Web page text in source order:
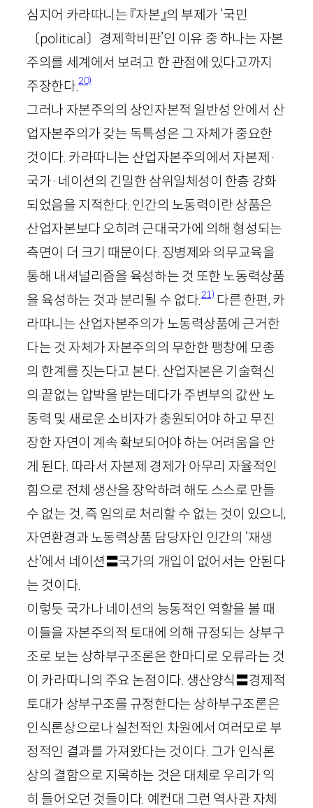
심지어 카라따니는 『자본』의 부제가 ‘국민
〔political〕경제학비판’인 이유 중 하나는 자본
주의를 세계에서 보려고 한 관점에 있다고까지
주장한다.20)
그러나 자본주의의 상인자본적 일반성 안에서 산
업자본주의가 갖는 독특성은 그 자체가 중요한
것이다. 카라따니는 산업자본주의에서 자본제·
국가·네이션의 긴밀한 삼위일체성이 한층 강화
되었음을 지적한다. 인간의 노동력이란 상품은
산업자본보다 오히려 근대국가에 의해 형성되는
측면이 더 크기 때문이다. 징병제와 의무교육을
통해 내셔널리즘을 육성하는 것 또한 노동력상품
을 육성하는 것과 분리될 수 없다.21)다른 한편, 카
라따니는 산업자본주의가 노동력상품에 근거한
다는 것 자체가 자본주의의 무한한 팽창에 모종
의 한계를 짓는다고 본다. 산업자본은 기술혁신
의 끝없는 압박을 받는데다가 주변부의 값싼 노
동력 및 새로운 소비자가 충원되어야 하고 무진
장한 자연이 계속 확보되어야 하는 어려움을 안
게 된다. 따라서 자본제 경제가 아무리 자율적인
힘으로 전체 생산을 장악하려 해도 스스로 만들
수 없는 것, 즉 임의로 처리할 수 없는 것이 있으니,
자연환경과 노동력상품 담당자인 인간의 ‘재생
산’에서 네이션〓국가의 개입이 없어서는 안된다
는 것이다.
이렇듯 국가나 네이션의 능동적인 역할을 볼 때
이들을 자본주의적 토대에 의해 규정되는 상부구
조로 보는 상하부구조론은 한마디로 오류라는 것
이 카라따니의 주요 논점이다. 생산양식〓경제적
토대가 상부구조를 규정한다는 상하부구조론은
인식론상으로나 실천적인 차원에서 여러모로 부
정적인 결과를 가져왔다는 것이다. 그가 인식론
상의 결함으로 지목하는 것은 대체로 우리가 익
히 들어오던 것들이다. 예컨대 그런 역사관 자체